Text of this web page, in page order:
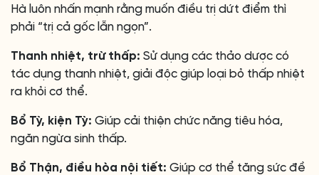
Hà luôn nhấn mạnh rằng muốn điều trị dứt điểm thì
phải “trị cả gốc lẫn ngọn”.
Thanh nhiệt, trừ thấp: Sử dụng các thảo dược có
tác dụng thanh nhiệt, giải độc giúp loại bỏ thấp nhiệt
ra khỏi cơ thể.
Bổ Tỳ, kiện Tỳ: Giúp cải thiện chức năng tiêu hóa,
ngăn ngừa sinh thấp.
Bổ Thận, điều hòa nội tiết: Giúp cơ thể tăng sức đề